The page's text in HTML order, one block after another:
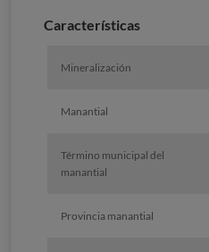
Caracterí­sticas
Mineralización
Manantial
Término municipal del
manantial
Provincia manantial